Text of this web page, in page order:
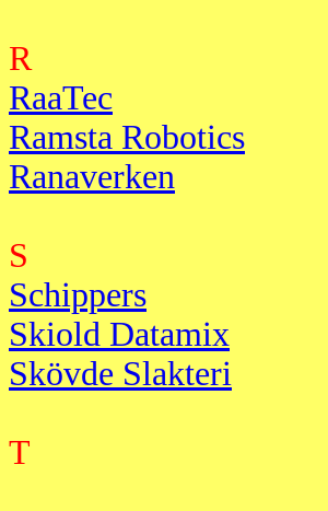
R
RaaTec
Ramsta Robotics
Ranaverken
S
Schippers
Skiold Datamix
Skövde Slakteri
T